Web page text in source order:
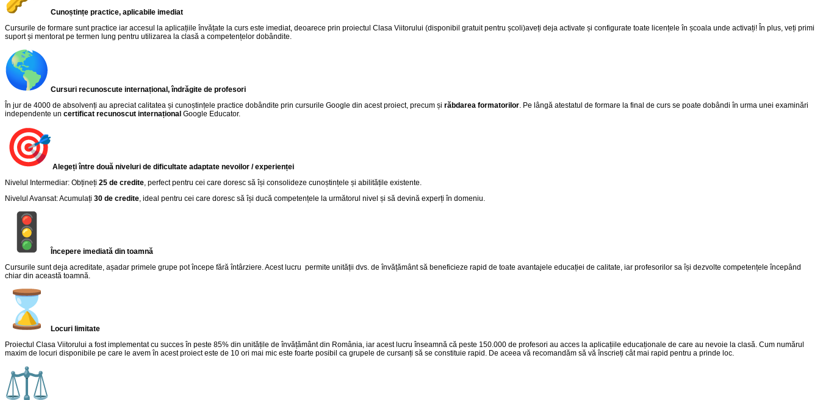
Cunoștințe practice, aplicabile imediat
Cursurile de formare sunt practice iar accesul la aplicațiile învățate la curs este imediat, deoarece prin proiectul Clasa Viitorului (disponibil gratuit pentru școli)aveți deja activate și configurate toate licențele în școala unde activați! În plus, veți primi
suport și mentorat pe termen lung pentru utilizarea la clasă a competențelor dobândite.
Cursuri recunoscute internațional, îndrăgite de profesori
În jur de 4000 de absolvenți au apreciat calitatea și cunoștințele practice dobândite prin cursurile Google din acest proiect, precum și răbdarea formatorilor . Pe lângă atestatul de formare la final de curs se poate dobândi în urma unei examinări
independente un certificat recunoscut internațional Google Educator.
Alegeți între două niveluri de dificultate adaptate nevoilor / experienței
Nivelul Intermediar: Obțineți 25 de credite , perfect pentru cei care doresc să își consolideze cunoștințele și abilitățile existente.
Nivelul Avansat: Acumulați 30 de credite , ideal pentru cei care doresc să își ducă competențele la următorul nivel și să devină experți în domeniu.
Începere imediată din toamnă
Cursurile sunt deja acreditate, așadar primele grupe pot începe fără întârziere. Acest lucru permite unității dvs. de învățământ să beneficieze rapid de toate avantajele educației de calitate, iar profesorilor sa își dezvolte competențele începând
chiar din această toamnă.
Locuri limitate
Proiectul Clasa Viitorului a fost implementat cu succes în peste 85% din unitățile de învățământ din România, iar acest lucru înseamnă că peste 150.000 de profesori au acces la aplicațiile educaționale de care au nevoie la clasă. Cum numărul
maxim de locuri disponibile pe care le avem în acest proiect este de 10 ori mai mic este foarte posibil ca grupele de cursanți să se constituie rapid. De aceea vă recomandăm să vă înscrieți cât mai rapid pentru a prinde loc.